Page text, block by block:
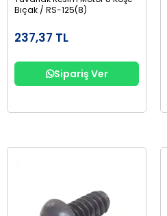
Bıçak / RS-125(8)
237,37 TL
Sipariş Ver